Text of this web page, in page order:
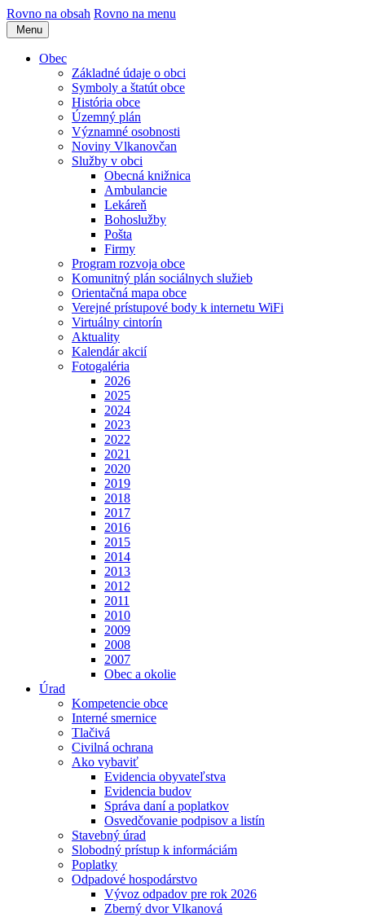
Rovno na obsah Rovno na menu
Menu
Obec
Základné údaje o obci
Symboly a štatút obce
História obce
Územný plán
Významné osobnosti
Noviny Vlkanovčan
Služby v obci
Obecná knižnica
Ambulancie
Lekáreň
Bohoslužby
Pošta
Firmy
Program rozvoja obce
Komunitný plán sociálnych služieb
Orientačná mapa obce
Verejné prístupové body k internetu WiFi
Virtuálny cintorín
Aktuality
Kalendár akcií
Fotogaléria
2026
2025
2024
2023
2022
2021
2020
2019
2018
2017
2016
2015
2014
2013
2012
2011
2010
2009
2008
2007
Obec a okolie
Úrad
Kompetencie obce
Interné smernice
Tlačivá
Civilná ochrana
Ako vybaviť
Evidencia obyvateľstva
Evidencia budov
Správa daní a poplatkov
Osvedčovanie podpisov a listín
Stavebný úrad
Slobodný prístup k informáciám
Poplatky
Odpadové hospodárstvo
Vývoz odpadov pre rok 2026
Zberný dvor Vlkanová